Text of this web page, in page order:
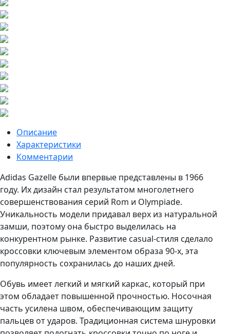
Описание
Характеристики
Комментарии
Adidas Gazelle были впервые представлены в 1966
году. Их дизайн стал результатом многолетнего
совершенствования серий Rom и Olympiade.
Уникальность модели придавал верх из натуральной
замши, поэтому она быстро выделилась на
конкурентном рынке. Развитие casual-стиля сделало
кроссовки ключевым элементом образа 90-х, эта
популярность сохранилась до наших дней.
Обувь имеет легкий и мягкий каркас, который при
этом обладает повышенной прочностью. Носочная
часть усилена швом, обеспечивающим защиту
пальцев от ударов. Традиционная система шнуровки